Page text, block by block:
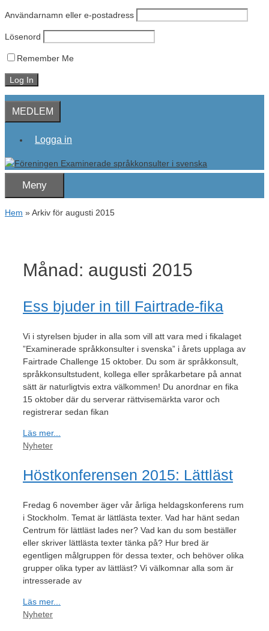
Användarnamn eller e-postadress
Lösenord
Remember Me
Hoppa
innehåll
MEDLEM
Logga in
Meny
Hem »Arkiv för augusti 2015
Månad: augusti 2015
Ess bjuder in till Fairtrade-fika
Vi i styrelsen bjuder in alla som vill att vara med i fikalaget
”Examinerade språkkonsulter i svenska” i årets upplaga av
Fairtrade Challenge 15 oktober. Du som är språkkonsult,
språkkonsultstudent, kollega eller språkarbetare på annat
sätt är naturligtvis extra välkommen! Du anordnar en fika
15 oktober där du serverar rättvisemärkta varor och
registrerar sedan fikan
Läs mer...
Kategorier
Nyheter
Höstkonferensen 2015: Lättläst
Fredag 6 november äger vår årliga heldagskonferens rum
i Stockholm. Temat är lättlästa texter. Vad har hänt sedan
Centrum för lättläst lades ner? Vad kan du som beställer
eller skriver lättlästa texter tänka på? Hur bred är
egentligen målgruppen för dessa texter, och behöver olika
grupper olika typer av lättläst? Vi välkomnar alla som är
intresserade av
Läs mer...
Kategorier
Nyheter